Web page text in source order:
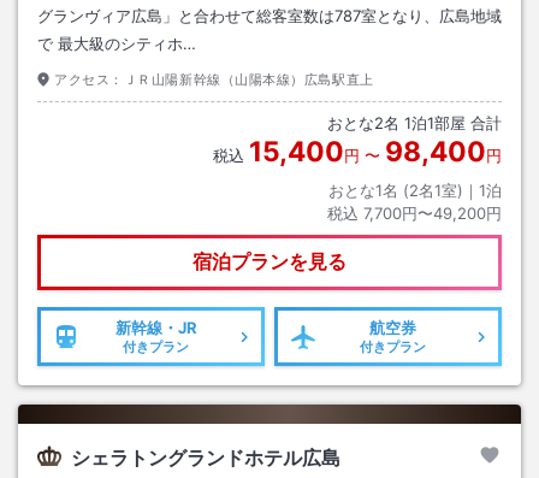
グランヴィア広島」と合わせて総客室数は787室となり、広島地域
で 最大級のシティホ…
アクセス： ＪＲ山陽新幹線（山陽本線）広島駅直上
おとな2名 1泊1部屋 合計
税込 15,400円 〜 98,400円
おとな1名 (2名1室)｜ 1泊
税込 7,700円〜49,200円
宿泊プランを見る
新幹線・JR
付きプラン
航空券
付きプラン
シェラトングランドホテル広島